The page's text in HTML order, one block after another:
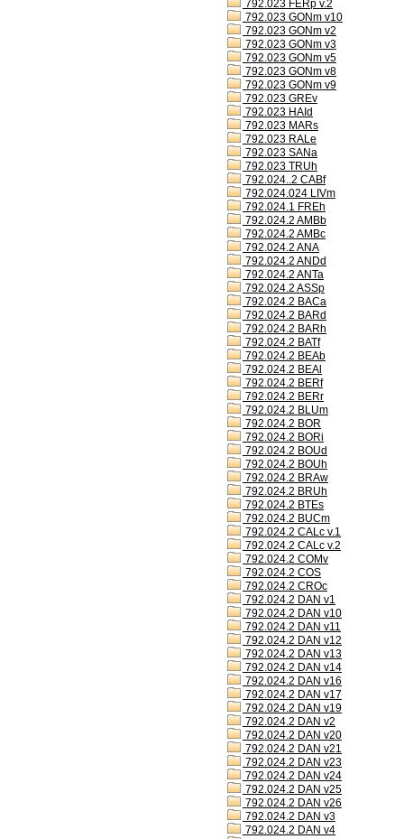
792.023 FERp v.2
792.023 GONm v10
792.023 GONm v2
792.023 GONm v3
792.023 GONm v5
792.023 GONm v8
792.023 GONm v9
792.023 GREv
792.023 HAId
792.023 MARs
792.023 RALe
792.023 SANa
792.023 TRUh
792.024..2 CABf
792.024.024 LIVm
792.024.1 FREh
792.024.2 AMBb
792.024.2 AMBc
792.024.2 ANA
792.024.2 ANDd
792.024.2 ANTa
792.024.2 ASSp
792.024.2 BACa
792.024.2 BARd
792.024.2 BARh
792.024.2 BATf
792.024.2 BEAb
792.024.2 BEAl
792.024.2 BERf
792.024.2 BERr
792.024.2 BLUm
792.024.2 BOR
792.024.2 BORi
792.024.2 BOUd
792.024.2 BOUh
792.024.2 BRAw
792.024.2 BRUh
792.024.2 BTEs
792.024.2 BUCm
792.024.2 CALc v.1
792.024.2 CALc v.2
792.024.2 COMv
792.024.2 COS
792.024.2 CROc
792.024.2 DAN v1
792.024.2 DAN v10
792.024.2 DAN v11
792.024.2 DAN v12
792.024.2 DAN v13
792.024.2 DAN v14
792.024.2 DAN v16
792.024.2 DAN v17
792.024.2 DAN v19
792.024.2 DAN v2
792.024.2 DAN v20
792.024.2 DAN v21
792.024.2 DAN v23
792.024.2 DAN v24
792.024.2 DAN v25
792.024.2 DAN v26
792.024.2 DAN v3
792.024.2 DAN v4